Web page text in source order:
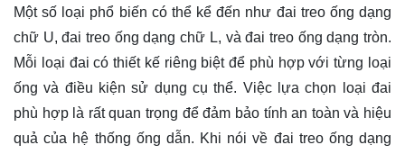
Một số loại phổ biến có thể kể đến như đai treo ống dạng
chữ U, đai treo ống dạng chữ L, và đai treo ống dạng tròn.
Mỗi loại đai có thiết kế riêng biệt để phù hợp với từng loại
ống và điều kiện sử dụng cụ thể. Việc lựa chọn loại đai
phù hợp là rất quan trọng để đảm bảo tính an toàn và hiệu
quả của hệ thống ống dẫn. Khi nói về đai treo ống dạng